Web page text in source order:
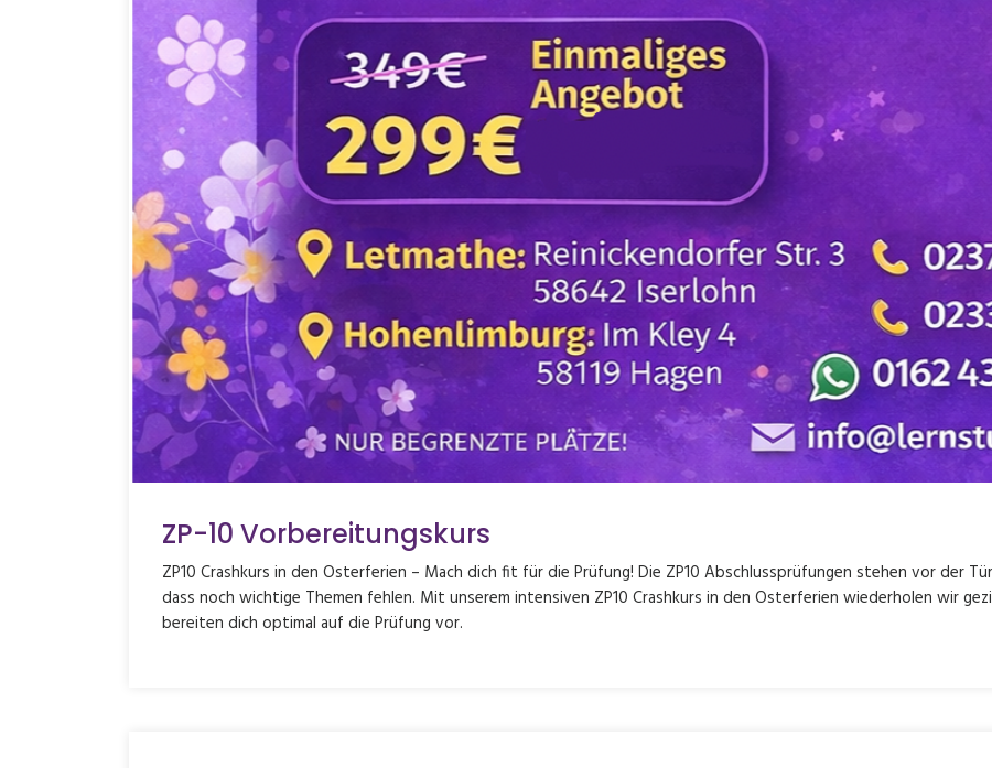
ZP-10 Vorbereitungskurs
ZP10 Crashkurs in den Osterferien – Mach dich fit für die Prüfung! Die ZP10 Abschlussprüfungen stehen vor der
dass noch wichtige Themen fehlen. Mit unserem intensiven ZP10 Crashkurs in den Osterferien wiederholen wir
bereiten dich optimal auf die Prüfung vor.